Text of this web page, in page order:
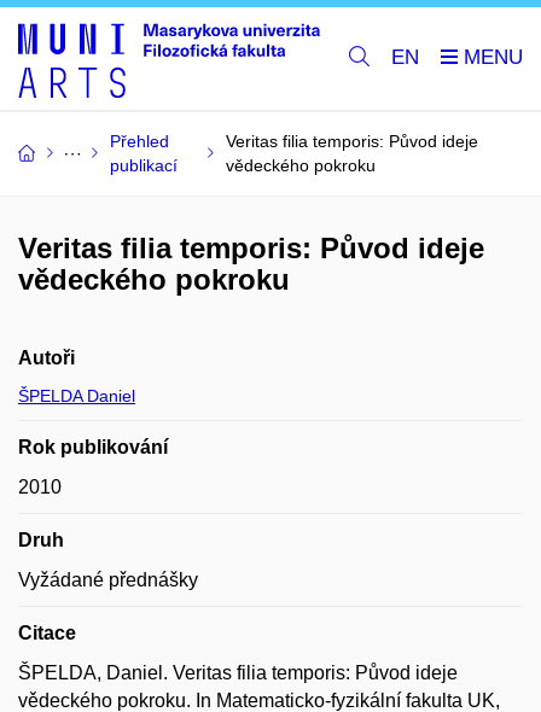
EN
Přehled
publikací
Veritas filia temporis: Původ ideje
vědeckého pokroku
Veritas filia temporis: Původ ideje
vědeckého pokroku
Autoři
ŠPELDA Daniel
Rok publikování
2010
Druh
Vyžádané přednášky
Citace
ŠPELDA, Daniel. Veritas filia temporis: Původ ideje
vědeckého pokroku. In Matematicko-fyzikální fakulta UK,